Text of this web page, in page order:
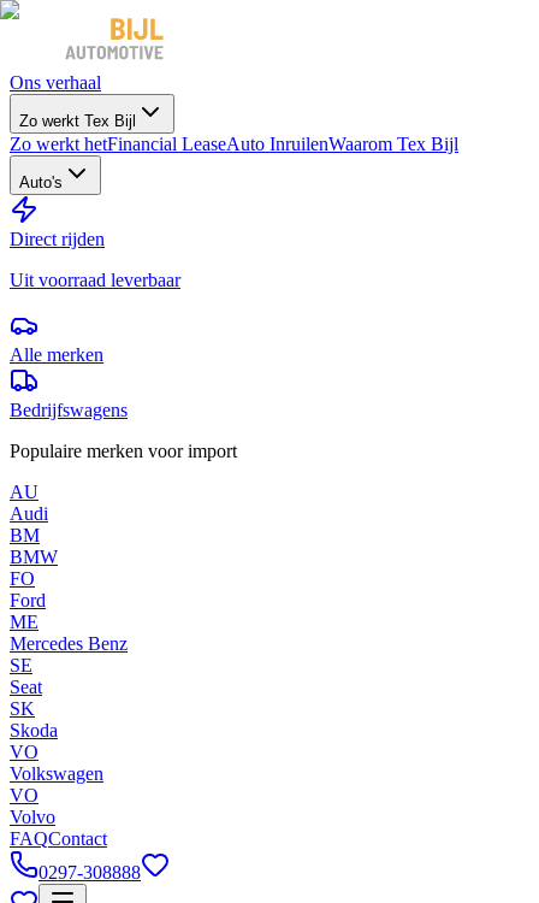
Ons verhaal
Zo werkt Tex Bijl
Zo werkt hetFinancial LeaseAuto InruilenWaarom Tex Bijl
Auto's
Direct rijden
Uit voorraad leverbaar
Alle merken
Bedrijfswagens
Populaire merken voor import
AU
Audi
BM
BMW
FO
Ford
ME
Mercedes Benz
SE
Seat
SK
Skoda
VO
Volkswagen
VO
Volvo
FAQContact
0297-308888